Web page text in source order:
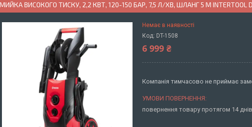
МИЙКА ВИСОКОГО ТИСКУ, 2,2 КВТ, 120-150 БАР, 7,5 Л/ХВ, ШЛАНГ 5 М INTERTOOL
Немає в наявності
Код: DT-1508
6 999 ₴
Компанія тимчасово не приймає
повернення товару протягом 14 днів